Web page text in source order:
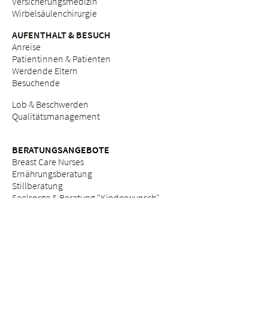
Wirbelsäulenchirurgie
AUFENTHALT & BESUCH
Anreise
Patientinnen & Patienten
Werdende Eltern
Besuchende
Lob & Beschwerden
Qualitätsmanagement
BERATUNGSANGEBOTE
Breast Care Nurses
Ernährungsberatung
Stillberatung
Seelsorge & Beratung "Kinderwunsch"